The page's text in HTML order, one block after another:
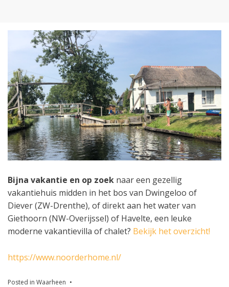
Bijna vakantie en op zoek naar een gezellig
vakantiehuis midden in het bos van Dwingeloo of
Diever (ZW-Drenthe), of direkt aan het water van
Giethoorn (NW-Overijssel) of Havelte, een leuke
moderne vakantievilla of chalet? Bekijk het overzicht!
https://www.noorderhome.nl/
Posted in Waarheen